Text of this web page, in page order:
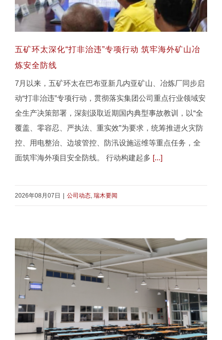
五矿环太深化“打非治违”专项行动 筑牢海外矿
山冶炼安全防线
五矿环太深化“打非治违”专项行动 筑牢海外矿山冶
炼安全防线
7月以来，五矿环太在巴布亚新几内亚矿山、冶炼厂同步启
动“打非治违”专项行动，贯彻落实集团公司重点行业领域安
全生产决策部署，深刻汲取近期国内典型事故教训，以“全
覆盖、零容忍、严执法、重实效”为要求，统筹推进火灾防
控、用电整治、边坡管控、防汛设施运维等重点任务，全
面筑牢海外项目安全防线。 行动构建起多 [...]
2026年08月07日 | 公司动态, 瑞木要闻